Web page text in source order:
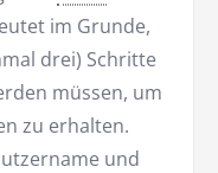
im Grunde,
drei) Schritte
müssen, um
zu erhalten.
und